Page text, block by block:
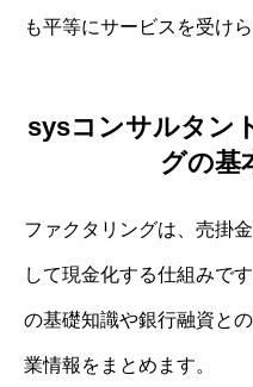
も平等にサービスを受け
sysコンサルタン
グの基
ファクタリングは、売掛
して現金化する仕組みで
の基礎知識や銀行融資と
業情報をまとめます。